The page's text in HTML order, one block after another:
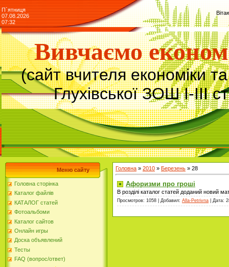
П`ятниця
07.08.2026
07:32
Вивчаємо
(сайт вчителя економіки
Глухівської ЗОШ І-ІІІ
»
Меню сайту
Головна сторінка
Каталог файлів
КАТАЛОГ статей
Фотоальбоми
Каталог сайтов
Онлайн игры
Доска объявлений
Тесты
FAQ (вопрос/ответ)
Головна » 2010 » Березень » 28
Афоризми про гроші
В розділі каталог статей доданий новий
Просмотров: 1058 | Добавил: Alla-Petrivna | Дата: